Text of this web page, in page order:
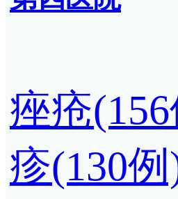
痤疮
疹(130例